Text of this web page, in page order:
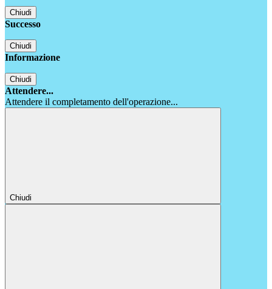
Chiudi
Successo
Chiudi
Informazione
Chiudi
Attendere...
Attendere il completamento dell'operazione...
Chiudi